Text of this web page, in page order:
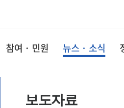
참여 · 민원 뉴스 · 소식
보도자료